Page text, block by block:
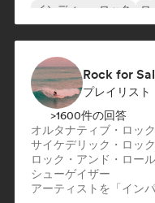
インディー・ロック
ロ
Rock for
プレイリスト
>1600件の回答
オルタナティブ・ロック
サイケデリック・ロック
ロック・アンド・ロー
シューゲイザー
アーティストを「イン